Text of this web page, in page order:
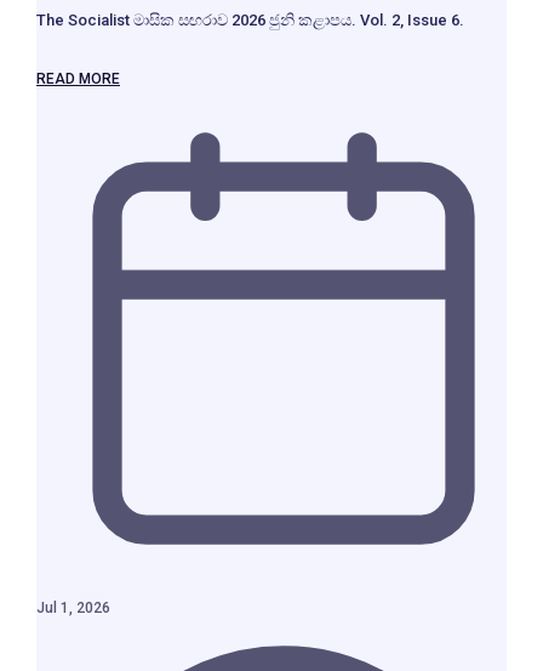
The Socialist මාසික සඟරාව 2026 ජුනි කළාපය. Vol. 2, Issue 6.
READ MORE
Jul 1, 2026